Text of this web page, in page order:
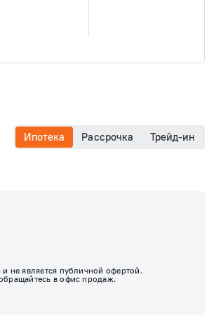
Ипотека Рассрочка Трейд-ин
не является публичной офертой.
в офис продаж.